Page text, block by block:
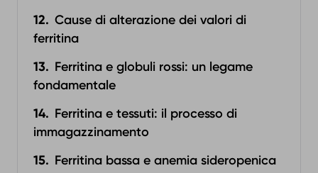
Cause di alterazione dei valori di
ferritina
Ferritina e globuli rossi: un legame
fondamentale
Ferritina e tessuti: il processo di
immagazzinamento
Ferritina bassa e anemia sideropenica